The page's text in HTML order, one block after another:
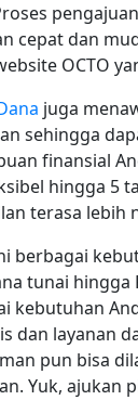
cepat dan
OCTO
juga
sehingga
finansial
hingga 5
terasa lebih
berbagai
tunai hingga
kebutuhan
dan layanan
pun bisa
Yuk, ajukan